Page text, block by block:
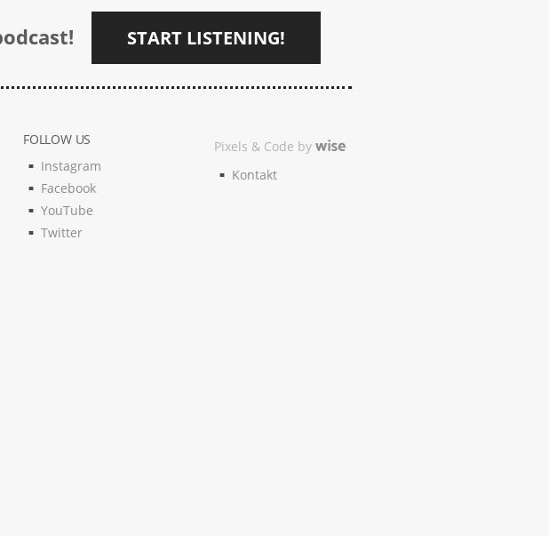
START LISTENING!
FOLLOW US
Instagram
Facebook
YouTube
Twitter
Pixels & Code by
Kontakt